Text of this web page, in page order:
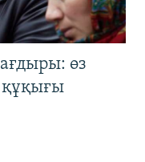
өз
құқығы